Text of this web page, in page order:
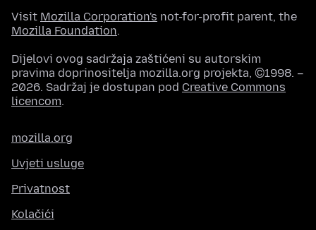
Visit Mozilla Corporation's not-for-profit parent, the
Mozilla Foundation.
Dijelovi ovog sadržaja zaštićeni su autorskim
pravima doprinositelja mozilla.org projekta, ©1998. –
2026. Sadržaj je dostupan pod Creative Commons
licencom.
mozilla.org
Uvjeti usluge
Privatnost
Kolačići